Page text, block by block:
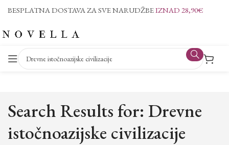
BESPLATNA DOSTAVA ZA SVE NARUDŽBEIZNAD 28,90€
Search Results for: Drevne
istočnoazijske civilizacije